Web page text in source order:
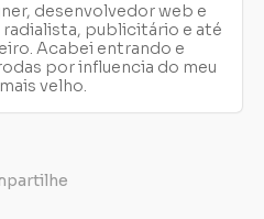
desenvolvedor web e
publicitário e até
Acabei entrando e
por influencia do meu
velho.